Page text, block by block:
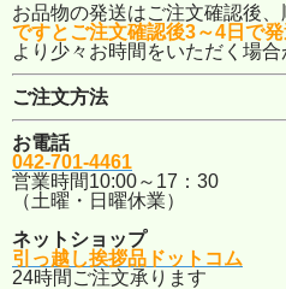
お品物の発送はご注文確認後、
ですとご注文確認後3～4日で発
より少々お時間をいただく場合
ご注文方法
お電話
042-701-4461
営業時間10:00～17：30
（土曜・日曜休業）
ネットショップ
引っ越し挨拶品ドットコム
24時間ご注文承ります